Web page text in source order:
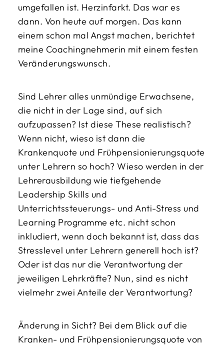
umgefallen ist. Herzinfarkt. Das war es
dann. Von heute auf morgen. Das kann
einem schon mal Angst machen, berichtet
meine Coachingnehmerin mit einem festen
Veränderungswunsch.
Sind Lehrer alles unmündige Erwachsene,
die nicht in der Lage sind, auf sich
aufzupassen? Ist diese These realistisch?
Wenn nicht, wieso ist dann die
Krankenquote und Frühpensionierungsquote
unter Lehrern so hoch? Wieso werden in der
Lehrerausbildung wie tiefgehende
Leadership Skills und
Unterrichtssteuerungs- und Anti-Stress und
Learning Programme etc. nicht schon
inkludiert, wenn doch bekannt ist, dass das
Stresslevel unter Lehrern generell hoch ist?
Oder ist das nur die Verantwortung der
jeweiligen Lehrkräfte? Nun, sind es nicht
vielmehr zwei Anteile der Verantwortung?
Änderung in Sicht? Bei dem Blick auf die
Kranken- und Frühpensionierungsquote von